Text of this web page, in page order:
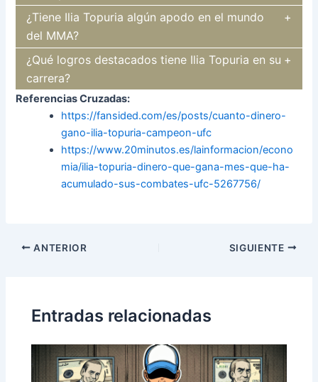
¿Tiene Ilia Topuria algún apodo en el mundo
del MMA?
¿Qué logros destacados tiene Ilia Topuria en su
carrera?
Referencias Cruzadas:
https://fansided.com/es/posts/cuanto-dinero-
gano-ilia-topuria-campeon-ufc
https://www.20minutos.es/lainformacion/econo
mia/ilia-topuria-dinero-que-gana-mes-que-ha-
acumulado-sus-combates-ufc-5267756/
Navegación
ANTERIOR SIGUIENTE
Entradas relacionadas